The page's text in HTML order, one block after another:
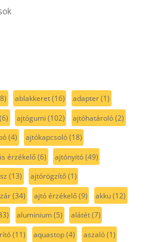
ablakkeret(16) adapter(1)
(6) ajtógumi (102) ajtóhatároló(2)
(4) ajtókapcsoló(18)
érzékelő(6) ajtónyitó(49)
(13) ajtórögzítő(1)
(34) ajtó érzékelő(9) akku(12)
aluminium(5) alátét(7)
(11) aquastop(4) aszaló(1)